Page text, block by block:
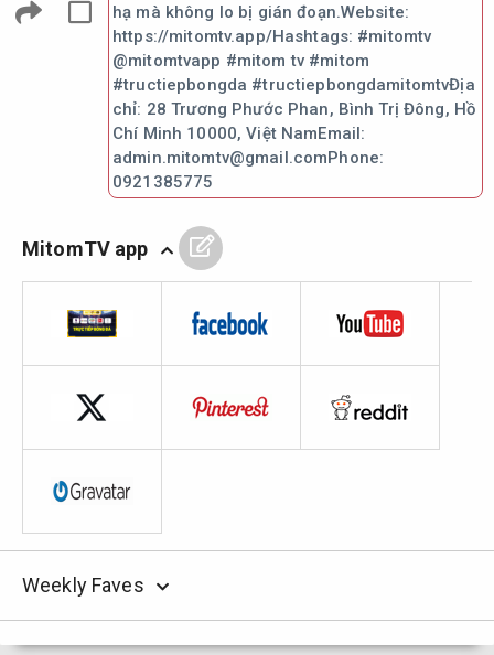
hạ mà không lo bị gián đoạn.Website:
https://mitomtv.app/Hashtags: #mitomtv
@mitomtvapp #mitom tv #mitom
#tructiepbongda #tructiepbongdamitomtvĐịa
chỉ: 28 Trương Phước Phan, Bình Trị Đông, Hồ
Chí Minh 10000, Việt NamEmail:
admin.mitomtv@gmail.comPhone:
0921385775
MitomTV app
Weekly Faves